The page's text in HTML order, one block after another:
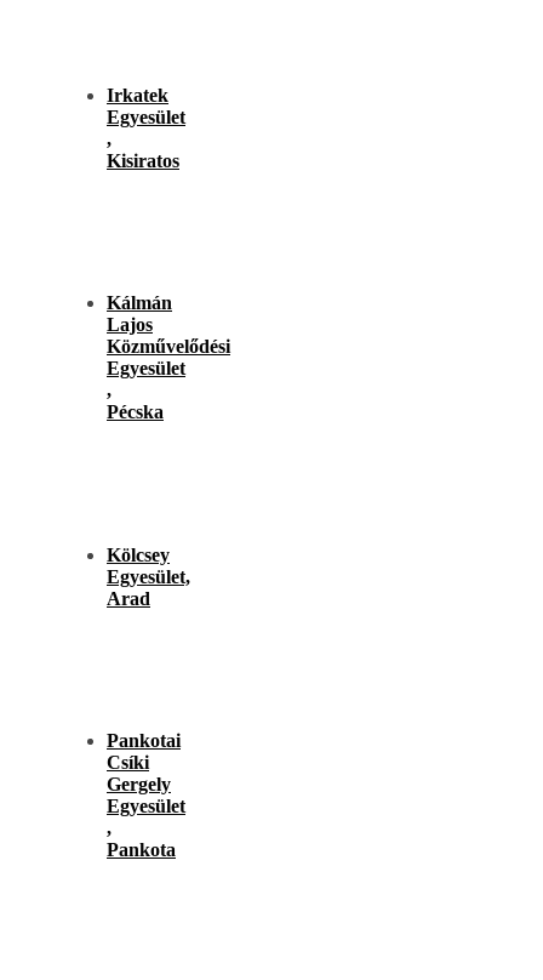
Irkatek
Egyesület
,
Kisiratos
Kálmán
Lajos
Közművelődési
Egyesület
,
Pécska
Kölcsey
Egyesület,
Arad
Pankotai
Csíki
Gergely
Egyesület
,
Pankota